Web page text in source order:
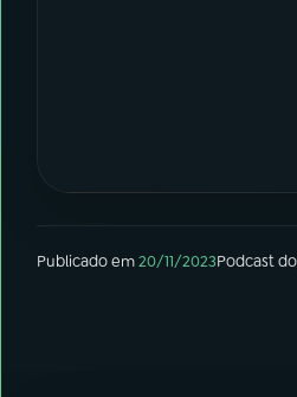
Publicado em20/11/2023Podcast